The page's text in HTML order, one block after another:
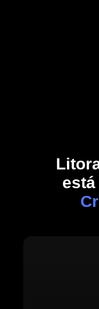
está